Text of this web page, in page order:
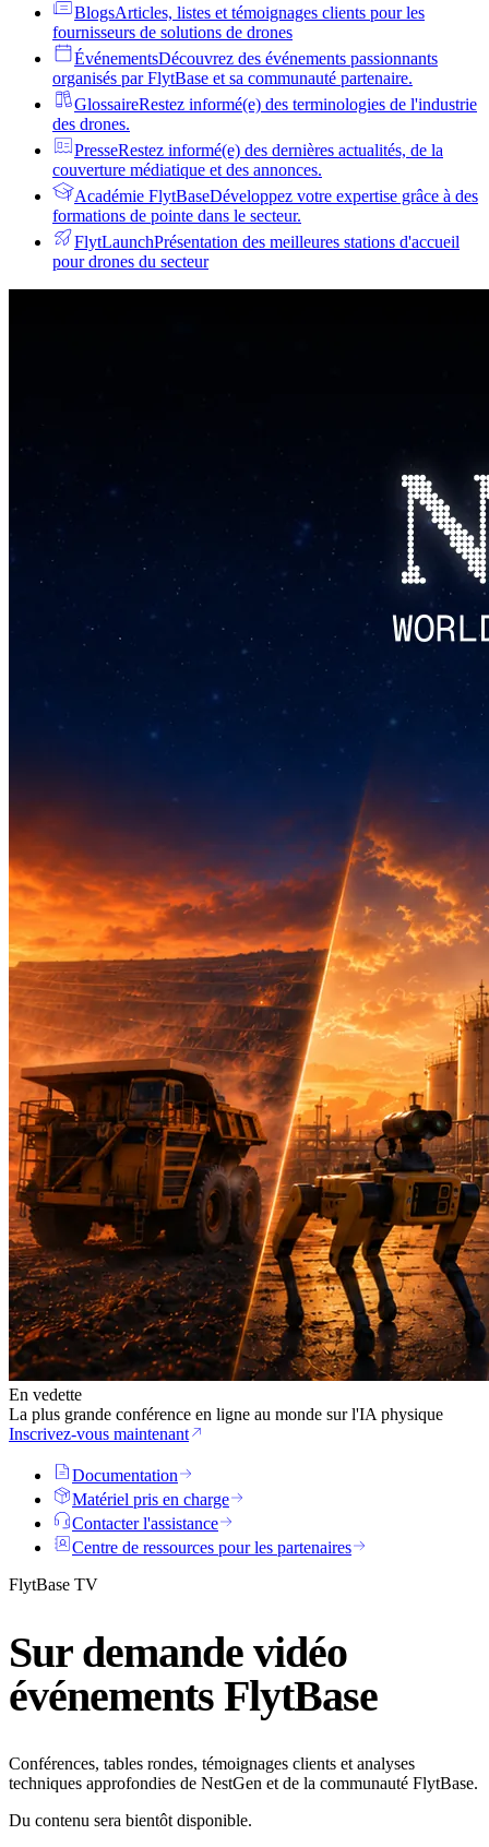
BlogsArticles, listes et témoignages clients pour les
fournisseurs de solutions de drones
ÉvénementsDécouvrez des événements passionnants
organisés par FlytBase et sa communauté partenaire.
GlossaireRestez informé(e) des terminologies de l'industrie
des drones.
PresseRestez informé(e) des dernières actualités, de la
couverture médiatique et des annonces.
Académie FlytBaseDéveloppez votre expertise grâce à des
formations de pointe dans le secteur.
FlytLaunchPrésentation des meilleures stations d'accueil
pour drones du secteur
En vedette
La plus grande conférence en ligne au monde sur l'IA physique
Inscrivez-vous maintenant
Documentation
Matériel pris en charge
Contacter l'assistance
Centre de ressources pour les partenaires
FlytBase TV
Sur demande vidéo
événements FlytBase
Conférences, tables rondes, témoignages clients et analyses
techniques approfondies de NestGen et de la communauté FlytBase.
Du contenu sera bientôt disponible.